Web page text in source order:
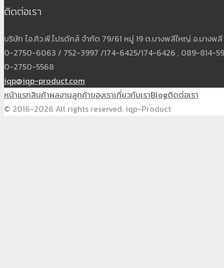
ติดต่อเรา
บริษัท ไอ.คิว.พี.โปรดักส์ จำกัด 79/61 หมู่ 19 ต.บางพลีใหญ่ อ.บางพ
0-2750-6063 / 752-3997 /174-6425/174-6426 , 089-814-
0-2750-5568
iqp@iqp-product.com
หน้าแรกสินค้าผลงานลูกค้าของเราเกี่ยวกับเราBlogติดต่อเรา
© 2016-2026 All rights reserved. iqp-Product